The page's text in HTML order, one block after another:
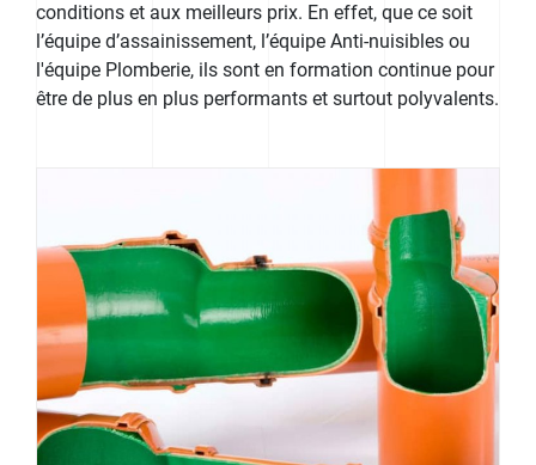
conditions et aux meilleurs prix. En effet, que ce soit
l’équipe d’assainissement, l’équipe Anti-nuisibles ou
l'équipe Plomberie, ils sont en formation continue pour
être de plus en plus performants et surtout polyvalents.